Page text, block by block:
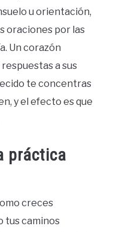
u orientación,
oraciones por las
Un corazón
a sus
te concentras
y el efecto es que
práctica
creces
tus caminos